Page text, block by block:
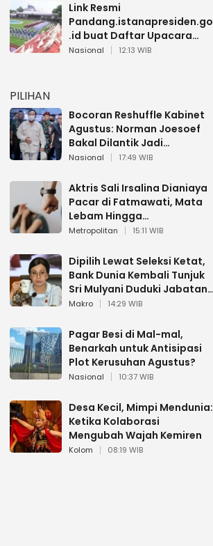
Link Resmi
Pandang.istanapresiden.go
.id buat Daftar Upacara
Bendera HUT RI di Istana
Nasional 12:13 WIB
PILIHAN
Bocoran Reshuffle Kabinet
Agustus: Norman Joesoef
Bakal Dilantik Jadi
Wamenhan RI
Nasional 17:49 WIB
Aktris Sali Irsalina Dianiaya
Pacar di Fatmawati, Mata
Lebam Hingga
Diselamatkan Polantas
Metropolitan 15:11 WIB
Dipilih Lewat Seleksi Ketat,
Bank Dunia Kembali Tunjuk
Sri Mulyani Duduki Jabatan
Strategis
Makro 14:29 WIB
Pagar Besi di Mal-mal,
Benarkah untuk Antisipasi
Plot Kerusuhan Agustus?
Nasional 10:37 WIB
Desa Kecil, Mimpi Mendunia:
Ketika Kolaborasi
Mengubah Wajah Kemiren
Kolom 08:19 WIB